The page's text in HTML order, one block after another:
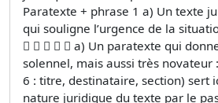
Paratexte + phrase 1 a) Un texte
qui souligne l’urgence de la
     a) Un paratexte qui
solennel, mais aussi très novateur
6 : titre, destinataire, section) sert
nature juridique du texte par le